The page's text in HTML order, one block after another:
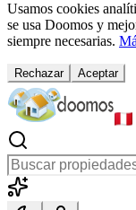
Usamos cookies
se usa Doomos y
siempre necesarias.
Rechazar Aceptar